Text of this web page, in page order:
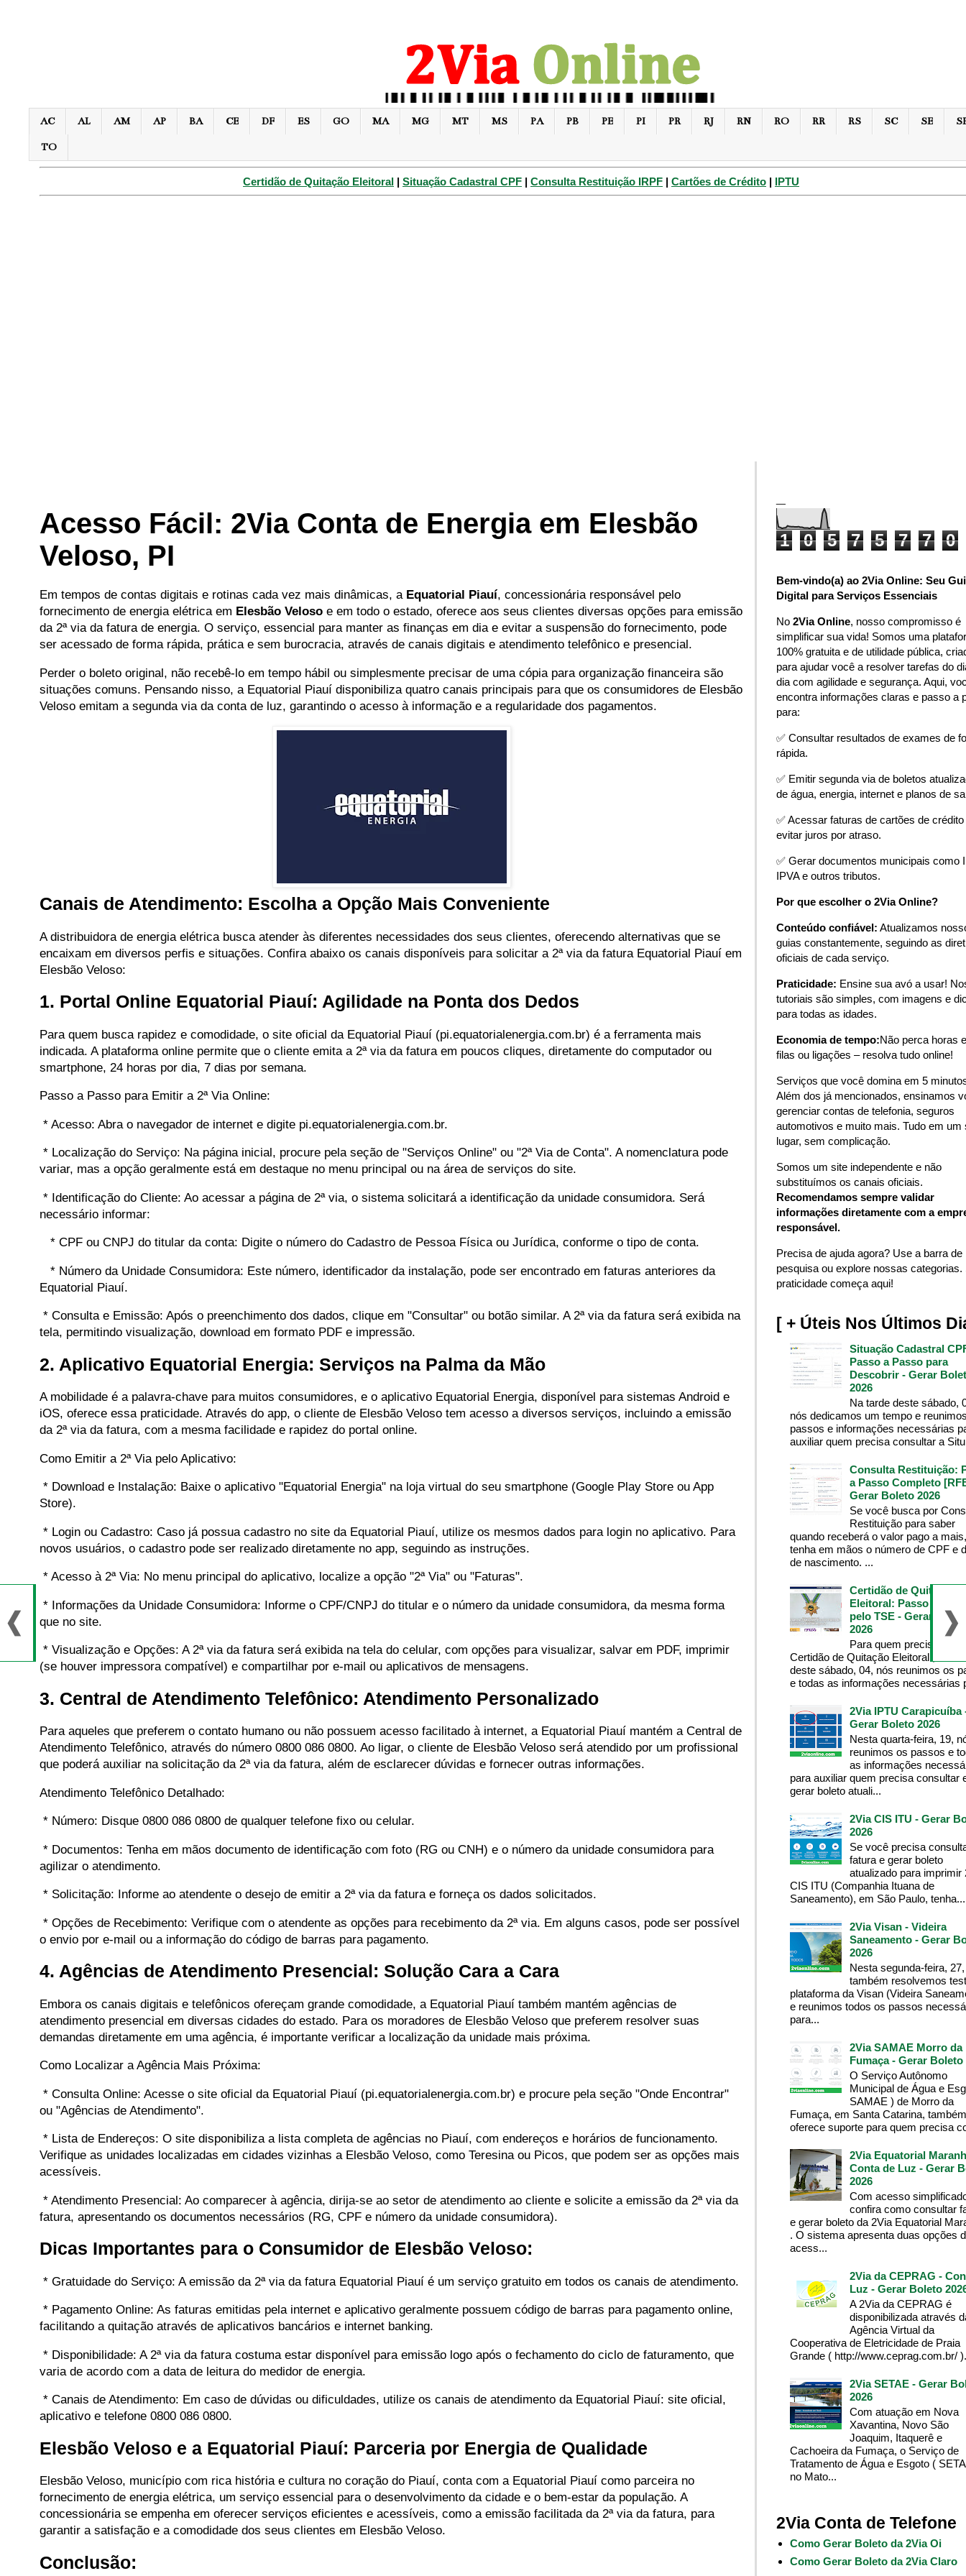
AC AL AM AP BA CE DF ES GO MA MG MT MS PA PB PE PI PR RJ RN RO RR RS SC SE
TO
Certidão de Quitação Eleitoral | Situação Cadastral CPF | Consulta Restituição IRPF | Cartões de Crédito | IPTU
Acesso Fácil: 2Via Conta de Energia em Elesbão
Veloso, PI
Em tempos de contas digitais e rotinas cada vez mais dinâmicas, a Equatorial Piauí, concessionária responsável pelo
fornecimento de energia elétrica em Elesbão Veloso e em todo o estado, oferece aos seus clientes diversas opções para emissão
da 2ª via da fatura de energia. O serviço, essencial para manter as finanças em dia e evitar a suspensão do fornecimento, pode
ser acessado de forma rápida, prática e sem burocracia, através de canais digitais e atendimento telefônico e presencial.
Perder o boleto original, não recebê-lo em tempo hábil ou simplesmente precisar de uma cópia para organização financeira são
situações comuns. Pensando nisso, a Equatorial Piauí disponibiliza quatro canais principais para que os consumidores de Elesbão
Veloso emitam a segunda via da conta de luz, garantindo o acesso à informação e a regularidade dos pagamentos.
Canais de Atendimento: Escolha a Opção Mais Conveniente
A distribuidora de energia elétrica busca atender às diferentes necessidades dos seus clientes, oferecendo alternativas que se
encaixam em diversos perfis e situações. Confira abaixo os canais disponíveis para solicitar a 2ª via da fatura Equatorial Piauí em
Elesbão Veloso:
1. Portal Online Equatorial Piauí: Agilidade na Ponta dos Dedos
Para quem busca rapidez e comodidade, o site oficial da Equatorial Piauí (pi.equatorialenergia.com.br) é a ferramenta mais
indicada. A plataforma online permite que o cliente emita a 2ª via da fatura em poucos cliques, diretamente do computador ou
smartphone, 24 horas por dia, 7 dias por semana.
Passo a Passo para Emitir a 2ª Via Online:
* Acesso: Abra o navegador de internet e digite pi.equatorialenergia.com.br.
* Localização do Serviço: Na página inicial, procure pela seção de "Serviços Online" ou "2ª Via de Conta". A nomenclatura pode
variar, mas a opção geralmente está em destaque no menu principal ou na área de serviços do site.
* Identificação do Cliente: Ao acessar a página de 2ª via, o sistema solicitará a identificação da unidade consumidora. Será
necessário informar:
* CPF ou CNPJ do titular da conta: Digite o número do Cadastro de Pessoa Física ou Jurídica, conforme o tipo de conta.
* Número da Unidade Consumidora: Este número, identificador da instalação, pode ser encontrado em faturas anteriores da
Equatorial Piauí.
* Consulta e Emissão: Após o preenchimento dos dados, clique em "Consultar" ou botão similar. A 2ª via da fatura será exibida na
tela, permitindo visualização, download em formato PDF e impressão.
2. Aplicativo Equatorial Energia: Serviços na Palma da Mão
A mobilidade é a palavra-chave para muitos consumidores, e o aplicativo Equatorial Energia, disponível para sistemas Android e
iOS, oferece essa praticidade. Através do app, o cliente de Elesbão Veloso tem acesso a diversos serviços, incluindo a emissão
da 2ª via da fatura, com a mesma facilidade e rapidez do portal online.
Como Emitir a 2ª Via pelo Aplicativo:
* Download e Instalação: Baixe o aplicativo "Equatorial Energia" na loja virtual do seu smartphone (Google Play Store ou App
Store).
* Login ou Cadastro: Caso já possua cadastro no site da Equatorial Piauí, utilize os mesmos dados para login no aplicativo. Para
novos usuários, o cadastro pode ser realizado diretamente no app, seguindo as instruções.
* Acesso à 2ª Via: No menu principal do aplicativo, localize a opção "2ª Via" ou "Faturas".
* Informações da Unidade Consumidora: Informe o CPF/CNPJ do titular e o número da unidade consumidora, da mesma forma
que no site.
* Visualização e Opções: A 2ª via da fatura será exibida na tela do celular, com opções para visualizar, salvar em PDF, imprimir
(se houver impressora compatível) e compartilhar por e-mail ou aplicativos de mensagens.
3. Central de Atendimento Telefônico: Atendimento Personalizado
Para aqueles que preferem o contato humano ou não possuem acesso facilitado à internet, a Equatorial Piauí mantém a Central de
Atendimento Telefônico, através do número 0800 086 0800. Ao ligar, o cliente de Elesbão Veloso será atendido por um profissional
que poderá auxiliar na solicitação da 2ª via da fatura, além de esclarecer dúvidas e fornecer outras informações.
Atendimento Telefônico Detalhado:
* Número: Disque 0800 086 0800 de qualquer telefone fixo ou celular.
* Documentos: Tenha em mãos documento de identificação com foto (RG ou CNH) e o número da unidade consumidora para
agilizar o atendimento.
* Solicitação: Informe ao atendente o desejo de emitir a 2ª via da fatura e forneça os dados solicitados.
* Opções de Recebimento: Verifique com o atendente as opções para recebimento da 2ª via. Em alguns casos, pode ser possível
o envio por e-mail ou a informação do código de barras para pagamento.
4. Agências de Atendimento Presencial: Solução Cara a Cara
Embora os canais digitais e telefônicos ofereçam grande comodidade, a Equatorial Piauí também mantém agências de
atendimento presencial em diversas cidades do estado. Para os moradores de Elesbão Veloso que preferem resolver suas
demandas diretamente em uma agência, é importante verificar a localização da unidade mais próxima.
Como Localizar a Agência Mais Próxima:
* Consulta Online: Acesse o site oficial da Equatorial Piauí (pi.equatorialenergia.com.br) e procure pela seção "Onde Encontrar"
ou "Agências de Atendimento".
* Lista de Endereços: O site disponibiliza a lista completa de agências no Piauí, com endereços e horários de funcionamento.
Verifique as unidades localizadas em cidades vizinhas a Elesbão Veloso, como Teresina ou Picos, que podem ser as opções mais
acessíveis.
* Atendimento Presencial: Ao comparecer à agência, dirija-se ao setor de atendimento ao cliente e solicite a emissão da 2ª via da
fatura, apresentando os documentos necessários (RG, CPF e número da unidade consumidora).
Dicas Importantes para o Consumidor de Elesbão Veloso:
* Gratuidade do Serviço: A emissão da 2ª via da fatura Equatorial Piauí é um serviço gratuito em todos os canais de atendimento.
* Pagamento Online: As faturas emitidas pela internet e aplicativo geralmente possuem código de barras para pagamento online,
facilitando a quitação através de aplicativos bancários e internet banking.
* Disponibilidade: A 2ª via da fatura costuma estar disponível para emissão logo após o fechamento do ciclo de faturamento, que
varia de acordo com a data de leitura do medidor de energia.
* Canais de Atendimento: Em caso de dúvidas ou dificuldades, utilize os canais de atendimento da Equatorial Piauí: site oficial,
aplicativo e telefone 0800 086 0800.
Elesbão Veloso e a Equatorial Piauí: Parceria por Energia de Qualidade
Elesbão Veloso, município com rica história e cultura no coração do Piauí, conta com a Equatorial Piauí como parceira no
fornecimento de energia elétrica, um serviço essencial para o desenvolvimento da cidade e o bem-estar da população. A
concessionária se empenha em oferecer serviços eficientes e acessíveis, como a emissão facilitada da 2ª via da fatura, para
garantir a satisfação e a comodidade dos seus clientes em Elesbão Veloso.
Conclusão:
1 0 5 7 5 7 7 0
Bem-vindo(a) ao 2Via Online: Seu
Digital para Serviços Essenciais
No 2Via Online, nosso compromisso é
simplificar sua vida! Somos uma
100% gratuita e de utilidade pública,
para ajudar você a resolver tarefas do
dia com agilidade e segurança. Aqui,
encontra informações claras e passo a
para:
✅ Consultar resultados de exames de
rápida.
✅ Emitir segunda via de boletos
de água, energia, internet e planos de
✅ Acessar faturas de cartões de crédito
evitar juros por atraso.
✅ Gerar documentos municipais como
IPVA e outros tributos.
Por que escolher o 2Via Online?
Conteúdo confiável: Atualizamos
guias constantemente, seguindo as
oficiais de cada serviço.
Praticidade: Ensine sua avó a usar!
tutoriais são simples, com imagens e
para todas as idades.
Economia de tempo:Não perca horas
filas ou ligações – resolva tudo online!
Serviços que você domina em 5
Além dos já mencionados, ensinamos
gerenciar contas de telefonia, seguros
automotivos e muito mais. Tudo em um
lugar, sem complicação.
Somos um site independente e não
substituímos os canais oficiais.
Recomendamos sempre validar
informações diretamente com a
responsável.
Precisa de ajuda agora? Use a barra de
pesquisa ou explore nossas categorias.
praticidade começa aqui!
[ + Úteis Nos Últimos
Situação Cadastral
Passo a Passo para
Descobrir - Gerar
2026
Na tarde deste sábado,
nós dedicamos um tempo e
passos e informações necessárias
auxiliar quem precisa consultar a
Consulta Restituição:
a Passo Completo
Gerar Boleto 2026
Se você busca por
Restituição para saber
quando receberá o valor pago a mais,
tenha em mãos o número de CPF e
de nascimento. ...
Certidão de Quitação
Eleitoral: Passo a
pelo TSE - Gerar
2026
Para quem precisa da
Certidão de Quitação Eleitoral , na
deste sábado, 04, nós reunimos os
e todas as informações necessárias
2Via IPTU Carapicuíba
Gerar Boleto 2026
Nesta quarta-feira, 19,
reunimos os passos e
as informações
para auxiliar quem precisa consultar
gerar boleto atuali...
2Via CIS ITU - Gerar
2026
Se você precisa
fatura e gerar boleto
atualizado para imprimir
CIS ITU (Companhia Ituana de
Saneamento), em São Paulo, tenha...
2Via Visan - Videira
Saneamento - Gerar
2026
Nesta segunda-feira,
também resolvemos
plataforma da Visan (Videira
e reunimos todos os passos
para...
2Via SAMAE Morro da
Fumaça - Gerar Boleto
O Serviço Autônomo
Municipal de Água e
SAMAE ) de Morro da
Fumaça, em Santa Catarina, também
oferece suporte para quem precisa
2Via Equatorial
Conta de Luz - Gerar
2026
Com acesso
confira como consultar
e gerar boleto da 2Via Equatorial
. O sistema apresenta duas opções
acess...
2Via da CEPRAG -
Luz - Gerar Boleto
A 2Via da CEPRAG é
disponibilizada através
Agência Virtual da
Cooperativa de Eletricidade de Praia
Grande ( http://www.ceprag.com.br/
2Via SETAE - Gerar
2026
Com atuação em Nova
Xavantina, Novo São
Joaquim, Itaquerê e
Cachoeira da Fumaça, o Serviço de
Tratamento de Água e Esgoto (
no Mato...
2Via Conta de Telefone
Como Gerar Boleto da 2Via Oi
Como Gerar Boleto da 2Via Claro